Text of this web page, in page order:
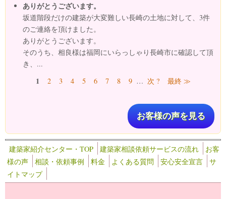
ありがとうございます。
坂道階段だけの建築が大変難しい長崎の土地に対して、3件
のご連絡を頂けました。
ありがとうございます。
そのうち、相良様は福岡にいらっしゃり長崎市に確認して頂
き、...
ページ1 2 3 4 5 6 7 8 9 … 次 ? 最終 ≫
お客様の声を見る
建築家紹介センター・TOP 建築家相談依頼サービスの流れ
お客
様の声
相談・依頼事例 料金 よくある質問 安心安全宣言
サ
イトマップ